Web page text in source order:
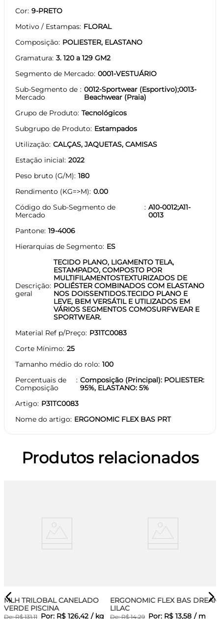
Cor 9-PRETO
Motivo / Estampas FLORAL
Composição POLIESTER, ELASTANO
Gramatura 3. 120 a 129 GM2
Segmento de Mercado 0001-VESTUÁRIO
Sub-Segmento de
Mercado
0012-Sportwear (Esportivo);0013-
Beachwear (Praia)
Grupo de Produto Tecnológicos
Subgrupo de Produto Estampados
Utilização CALÇAS, JAQUETAS, CAMISAS
Estação inicial 2022
Peso bruto (G/M) 180
Rendimento (KG=>M) 0.00
Código do Sub-Segmento de
Mercado
A10-0012;A11-
0013
Pantone 19-4006
Hierarquias de Segmento ES
Descrição
geral
TECIDO PLANO, LIGAMENTO TELA,
ESTAMPADO, COMPOSTO POR
MULTIFILAMENTOSTEXTURIZADOS DE
POLIÉSTER COMBINADOS COM ELASTANO
NOS DOISSENTIDOS.TECIDO PLANO E
LEVE, BEM VERSÁTIL E UTILIZADOS EM
VÁRIOS SEGMENTOS COMOSURFWEAR E
SPORTWEAR.
Material Ref p/Preço P31TC0083
Corte Mínimo 25
Tamanho médio do rolo 100
Percentuais de
Composição
Composição (Principal): POLIESTER:
95%, ELASTANO: 5%
Artigo P31TC0083
Nome do artigo ERGONOMIC FLEX BAS PRT
Produtos relacionados
MLH TRILOBAL CANELADO
VERDE PISCINA
De:R$ 131,11 Por: R$ 126,42 / kg
ERGONOMIC FLEX BAS DREAM
LILAC
De:R$ 14,29 Por: R$ 13,58 / m